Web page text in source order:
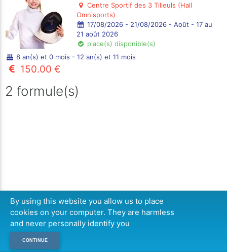
Centre Sportif des 3 Tilleuls (Hall
Omnisports)
17/08/2026 - 21/08/2026 - Août - 17 au
21 août 2026
place(s) disponible(s)
8 an(s) et 0 mois - 12 an(s) et 11 mois
150.00 €
2 formule(s)
By using this website you allow us to place
cookies on your computer. They are harmless
and never personally identify you
CONTINUE